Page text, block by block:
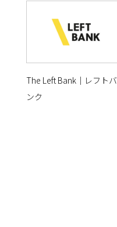
The Left Bank｜レフトバ
ンク